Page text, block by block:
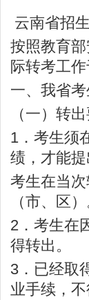
云南省招
按照教育
际转考工
一、我省
（一）转
1．考生须
绩，才能提
考生在当
（市、区）
2．考生在
得转出。
3．已经取
业手续，